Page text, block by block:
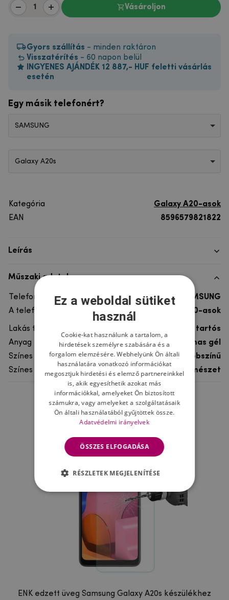
Vásároljon
Gyors szállítás - minden raktáron
Visszatérítés - 60 napon belül
INGYENES AJÁNDÉK 12 887,- HUF feletti vásárlás
esetén
Egy másik telefonért?
SAMSUNG
Galaxy A20s
Kategória
Galaxy A20-asok
EAN
8596579821822
Leírás
Műszaki adatok
Telefon márka
SAMSUNG
A telefonmodellhez
Galaxy A20-asok
Lakás típusa
Gél, Ultra tartós
Anyag
rugalmas gél
Színes
többszínű
Színes motívum
Természet
Ne felejtsd el
ENK edzett üveg Samsung Galaxy A20s készülékhez
Ez a weboldal sütiket
használ
Cookie-kat használunk a tartalom, a
hirdetések személyre szabására és a
forgalom elemzésére. Webhelyünk Ön általi
használatára vonatkozó információkat
megosztjuk hirdetési és elemző partnereinkkel
is, akik egyesíthetik azokat más
információkkal, amelyeket Ön biztosított
számukra, vagy amelyeket a szolgáltatásaik
Ön általi használatából gyűjtöttek össze.
Adatvédelmi irányelvek
ÖSSZES ELFOGADÁSA
RÉSZLETEK MEGJELENÍTÉSE